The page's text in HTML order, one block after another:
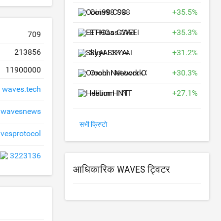
709
213856
11900000
waves.tech
wavesnews
3223136
Coin98C98 +35.5%
ETHGasGWEI +35.3%
SkyAISKYAI +31.2%
Orochi NetworkON +30.3%
HeliumHNT +27.1%
सभी क्रिप्टो
आधिकारिक WAVES ट्विटर